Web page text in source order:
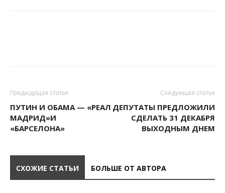
Предыдущая статья
ПУТИН И ОБАМА — «РЕАЛ
МАДРИД»И
«БАРСЕЛОНА»
Следующая статья
ДЕПУТАТЫ ПРЕДЛОЖИЛИ
СДЕЛАТЬ 31 ДЕКАБРЯ
ВЫХОДНЫМ ДНЕМ
СХОЖИЕ СТАТЬИ БОЛЬШЕ ОТ АВТОРА